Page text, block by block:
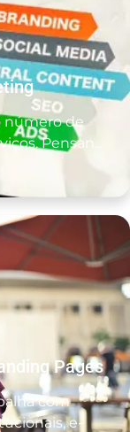
número de
Pensan...
Pages
com
e-